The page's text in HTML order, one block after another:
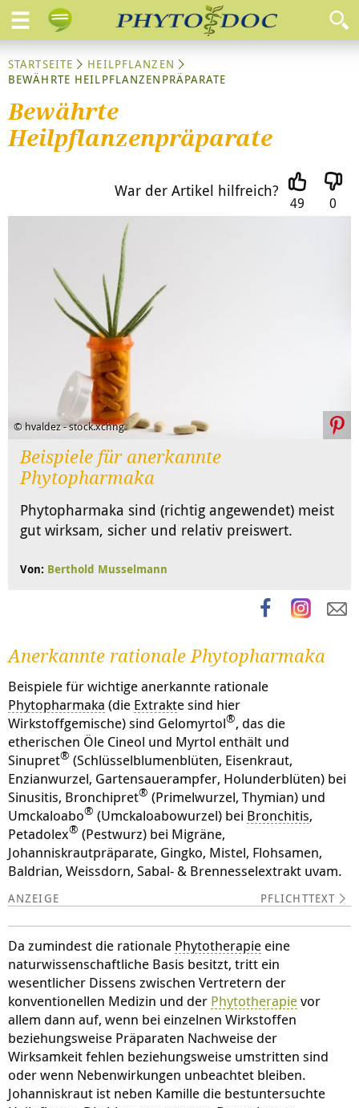
STARTSEITE
HEILPFLANZEN
BEWÄHRTE HEILPFLANZENPRÄPARATE
Bewährte
Heilpflanzenpräparate
War der Artikel hilfreich?
49 0
© hvaldez - stock.xchng
Beispiele für anerkannte
Phytopharmaka
Phytopharmaka sind (richtig angewendet) meist
gut wirksam, sicher und relativ preiswert.
Von: Berthold Musselmann
Anerkannte rationale Phytopharmaka
Beispiele für wichtige anerkannte rationale
Phytopharmaka (die Extrakte sind hier
Wirkstoffgemische) sind Gelomyrtol®, das die
etherischen Öle Cineol und Myrtol enthält und
Sinupret® (Schlüsselblumenblüten, Eisenkraut,
Enzianwurzel, Gartensauerampfer, Holunderblüten) bei
Sinusitis, Bronchipret® (Primelwurzel, Thymian) und
Umckaloabo® (Umckaloabowurzel) bei Bronchitis,
Petadolex® (Pestwurz) bei Migräne,
Johanniskrautpräparate, Gingko, Mistel, Flohsamen,
Baldrian, Weissdorn, Sabal- & Brennesselextrakt uvam.
PFLICHTTEXT
Da zumindest die rationale Phytotherapie eine
naturwissenschaftliche Basis besitzt, tritt ein
wesentlicher Dissens zwischen Vertretern der
konventionellen Medizin und der Phytotherapievor
allem dann auf, wenn bei einzelnen Wirkstoffen
beziehungsweise Präparaten Nachweise der
Wirksamkeit fehlen beziehungsweise umstritten sind
oder wenn Nebenwirkungen unbeachtet bleiben.
Johanniskraut ist neben Kamille die bestuntersuchte